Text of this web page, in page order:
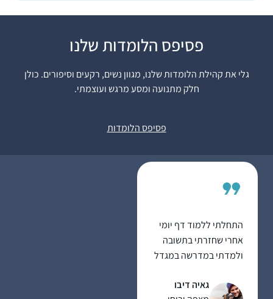
פסיפס הלומדות שלנו
גלי את קהילת הלומדות שלנו, מגוון נשים, רקעים וסיפורים. כולן
חלק מתנועה ומסע מרגש ועוצמתי.
פסיפס הלומדות
Area said in Dec 2019
that she might start
listening on her
morning drive to work.
when it began in Jan
preparing to make
חנה
התחלתי ללמוד דף יומי
אחרי שחזרתי בתשובה
ולמדתי במדרשה במגדל
חומר למחשבה על
גאיה דיבו